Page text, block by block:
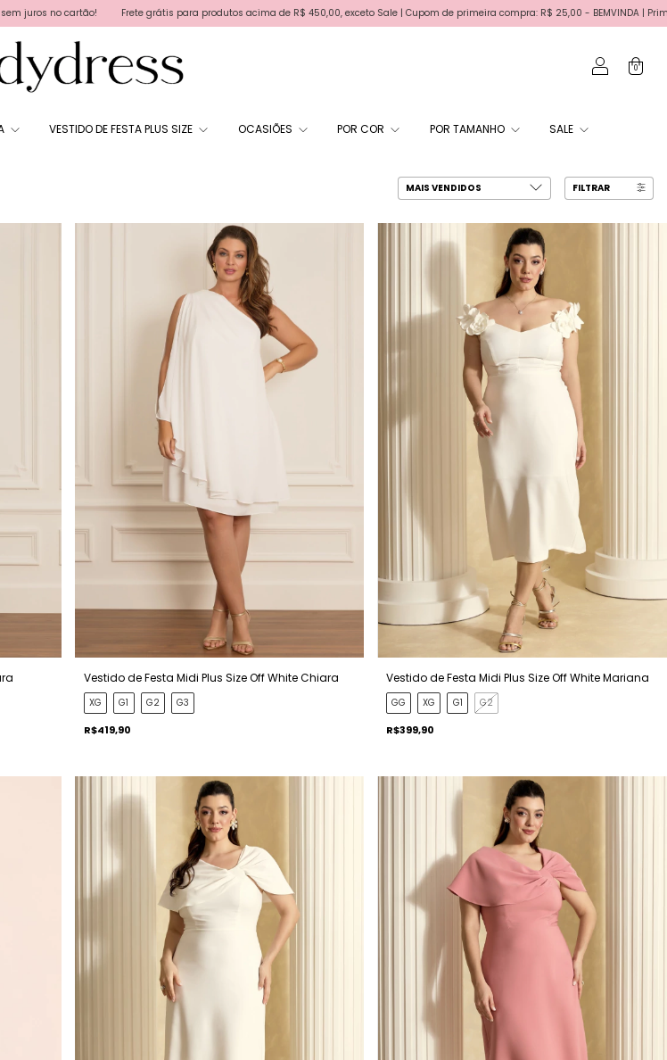
para produtos acima de R$ 450,00, exceto Sale | Cupom de primeira compra: R$ 25,00 - BEMVINDA | Primeira troca gratis | Parcele em até
0
VESTIDO DE FESTA PLUS SIZE OCASIÕES POR COR POR TAMANHO SALE
FILTRAR
Vestido de Festa Midi Plus Size Off White Chiara
XG G1 G2 G3
R$419,90
Vestido de Festa Midi Plus Size Off White Mariana
GG XG G1 G2
R$399,90